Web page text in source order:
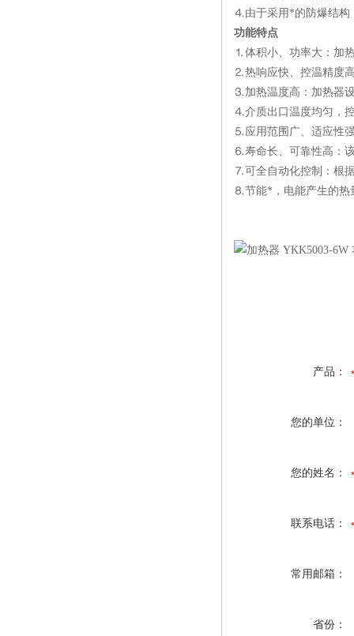
⒋由于采用*的防爆结构
功能特点
⒈体积小、功率大：加
⒉热响应快、控温精度
⒊加热温度高：加热器
⒋介质出口温度均匀，
⒌应用范围广、适应性
⒍寿命长、可靠性高：
⒎可全自动化控制：根
⒏节能*，电能产生的热
产品：
您的单位：
您的姓名：
联系电话：
常用邮箱：
省份：